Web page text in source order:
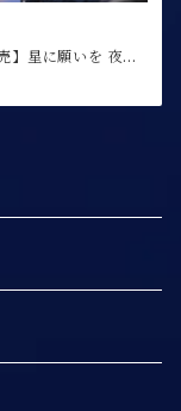
】星に願いを 夜空
ミニサイズ / 絵馬
/ キーホルダー